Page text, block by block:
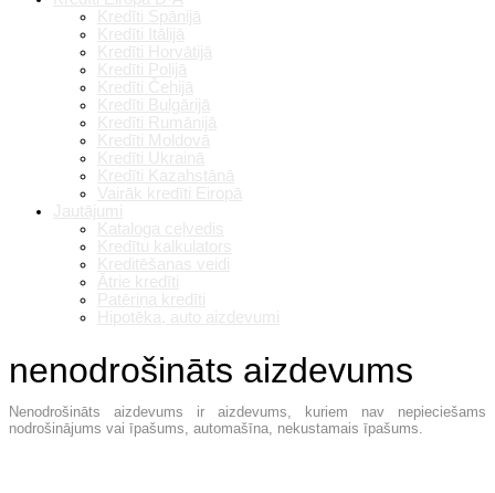
nenodrošināts aizdevums
Nenodrošināts aizdevums ir aizdevums, kuriem nav nepieciešams
nodrošinājums vai īpašums, automašīna, nekustamais īpašums.